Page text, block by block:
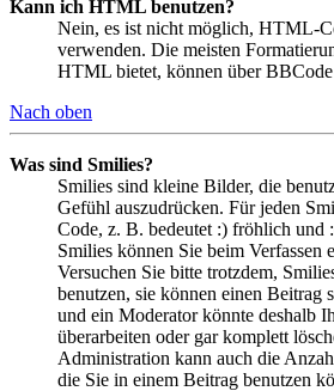
Kann ich HTML benutzen?
Nein, es ist nicht möglich, HTML-
verwenden. Die meisten
HTML bietet, können über
Nach oben
Was sind Smilies?
Smilies sind kleine Bilder, die
Gefühl auszudrücken. Für jeden
Code, z. B. bedeutet :) fröhlich und
Smilies können Sie beim Verfassen
Versuchen Sie bitte trotzdem,
benutzen, sie können einen Beitrag
und ein Moderator könnte deshalb
überarbeiten oder gar komplett
Administration kann auch die
die Sie in einem Beitrag benutzen